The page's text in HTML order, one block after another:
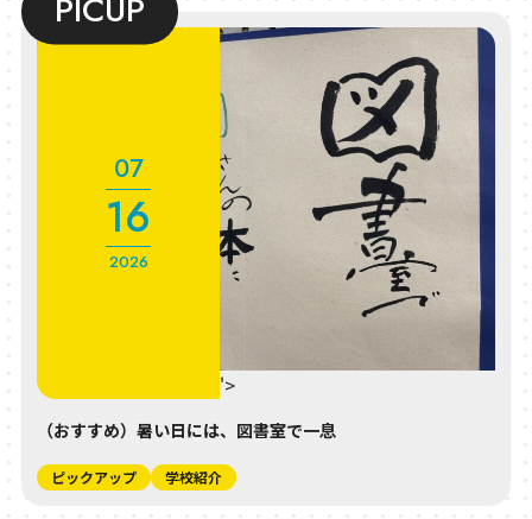
2026
07
16
" class="entry__time">
（おすすめ）暑い日には、図書室で一息
ピックアップ 学校紹介